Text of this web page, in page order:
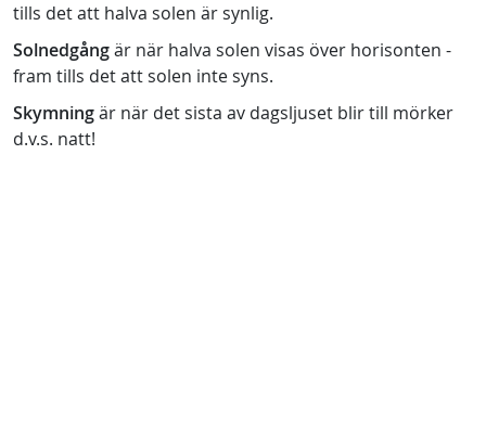
tills det att halva solen är synlig.
Solnedgångär när halva solen visas över horisonten -
fram tills det att solen inte syns.
Skymningär när det sista av dagsljuset blir till mörker
d.v.s. natt!